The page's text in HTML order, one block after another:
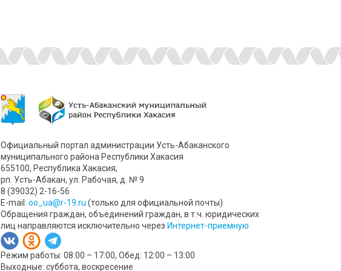
Официальный портал администрации Усть-Абаканского
муниципального района Республики Хакасия
655100, Республика Хакасия,
рп. Усть-Абакан, ул. Рабочая, д. № 9
8 (39032) 2-16-56
Е-mail: oo_ua@r-19.ru (только для официальной почты)
Обращения граждан, объединений граждан, в т.ч. юридических
лиц направляются исключительно через Интернет-приемную
Режим работы: 08:00 – 17:00, Обед: 12:00 – 13:00
Выходные: суббота, воскресение